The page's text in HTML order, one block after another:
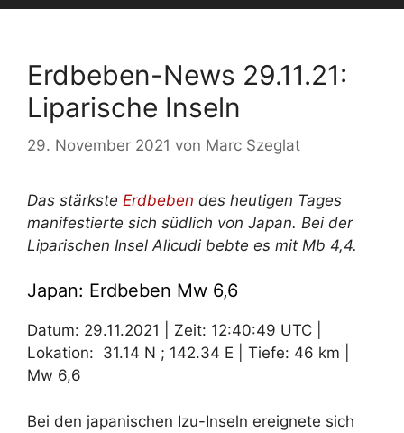
Erdbeben-News 29.11.21:
Liparische Inseln
29. November 2021 von Marc Szeglat
Das stärkste Erdbeben des heutigen Tages
manifestierte sich südlich von Japan. Bei der
Liparischen Insel Alicudi bebte es mit Mb 4,4.
Japan: Erdbeben Mw 6,6
Datum: 29.11.2021 | Zeit: 12:40:49 UTC |
Lokation: 31.14 N ; 142.34 E | Tiefe: 46 km |
Mw 6,6
Bei den japanischen Izu-Inseln ereignete sich